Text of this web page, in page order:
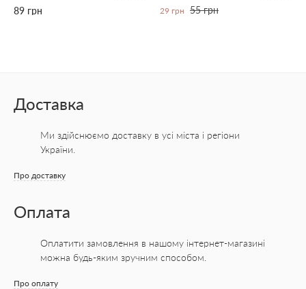
89 грн 29 грн 55 грн
Доставка
Ми здійснюємо доставку в усі міста і регіони
України.
Про доставку
Оплата
Оплатити замовлення в нашому інтернет-магазині
можна будь-яким зручним способом.
Про оплату